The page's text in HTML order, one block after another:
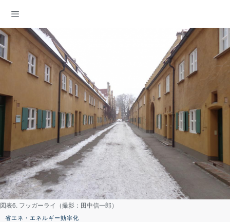
図表6. フッガーライ（撮影：田中信一郎）
省エネ・エネルギー効率化